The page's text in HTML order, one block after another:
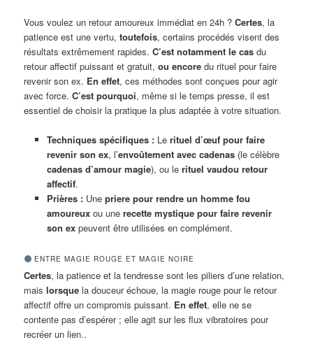
Vous voulez un retour amoureux immédiat en 24h ?Certes, la
patience est une vertu,toutefois, certains procédés visent des
résultats extrêmement rapides.C’est notamment le cas du
retour affectif puissant et gratuit,ou encore du rituel pour faire
revenir son ex. En effet, ces méthodes sont conçues pour agir
avec force.C’est pourquoi, même si le temps presse, il est
essentiel de choisir la pratique la plus adaptée à votre situation.
Techniques spécifiques :Le rituel d’œuf pour faire
revenir son ex, l’envoûtement avec cadenas(le célèbre
cadenas d’amour magie), ou le rituel vaudou retour
affectif.
Prières :Une priere pour rendre un homme fou
amoureuxou une recette mystique pour faire revenir
son expeuvent être utilisées en complément.
ENTRE MAGIE ROUGE ET MAGIE NOIRE
Certes, la patience et la tendresse sont les piliers d’une relation,
maislorsque la douceur échoue, la magie rouge pour le retour
affectif offre un compromis puissant. En effet, elle ne se
contente pas d’espérer ; elle agit sur les flux vibratoires pour
recréer un lien..